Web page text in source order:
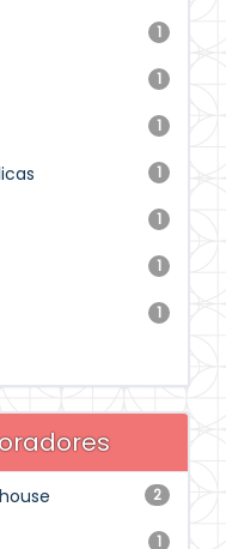
1
1
1
1
1
1
1
2
1